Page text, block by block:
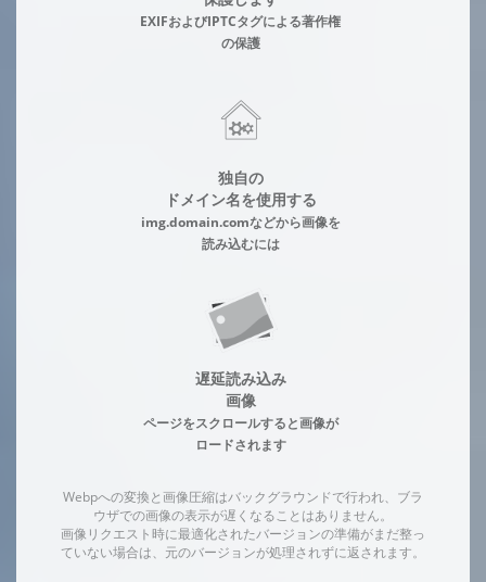
EXIFおよびIPTCタグによる著作権
の保護
独自の
ドメイン名を使用する
img.domain.comなどから画像を
読み込むには
遅延読み込み
画像
ページをスクロールすると画像が
ロードされます
Webpへの変換と画像圧縮はバックグラウンドで行われ、ブラ
ウザでの画像の表示が遅くなることはありません。
画像リクエスト時に最適化されたバージョンの準備がまだ整っ
ていない場合は、元のバージョンが処理されずに返されます。